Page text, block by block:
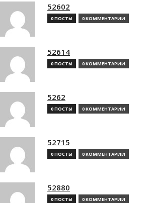
52602
0 ПОСТЫ 0 КОММЕНТАРИИ
52614
0 ПОСТЫ 0 КОММЕНТАРИИ
5262
0 ПОСТЫ 0 КОММЕНТАРИИ
52715
0 ПОСТЫ 0 КОММЕНТАРИИ
52880
0 ПОСТЫ 0 КОММЕНТАРИИ